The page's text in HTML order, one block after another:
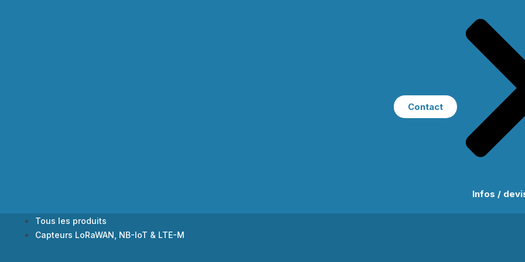
Contact
Tous les produits
Capteurs LoRaWAN, NB-IoT & LTE-M